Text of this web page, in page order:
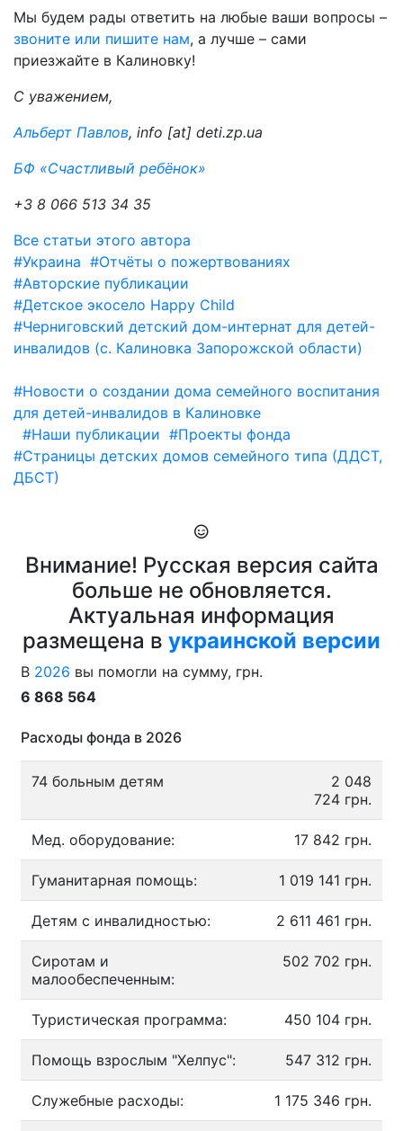
Мы будем рады ответить на любые ваши вопросы –
звоните или пишите нам, а лучше – сами
приезжайте в Калиновку!
С уважением,
Альберт Павлов, info [at] deti.zp.ua
БФ «Счастливый ребёнок»
+3 8 066 513 34 35
Все статьи этого автора
#Украина #Отчёты о пожертвованиях
#Авторские публикации
#Детское экосело Happy Child
#Черниговский детский дом-интернат для детей-
инвалидов (с. Калиновка Запорожской области)
#Новости о создании дома семейного воспитания
для детей-инвалидов в Калиновке
#Наши публикации #Проекты фонда
#Страницы детских домов семейного типа (ДДСТ,
ДБСТ)
Внимание! Русская версия сайта
больше не обновляется.
Актуальная информация
размещена в украинской версии
В 2026 вы помогли на сумму, грн.
6 868 564
Расходы фонда в 2026
74 больным детям
2 048
724 грн.
Мед. оборудование: 17 842 грн.
Гуманитарная помощь: 1 019 141 грн.
Детям с инвалидностью: 2 611 461 грн.
Сиротам и
малообеспеченным:
502 702 грн.
Туристическая программа: 450 104 грн.
Помощь взрослым "Хелпус": 547 312 грн.
Служебные расходы: 1 175 346 грн.